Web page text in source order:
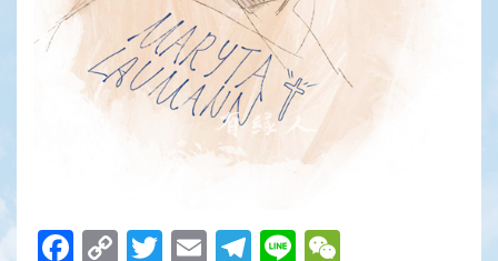
Facebook
CopyTwitter
EmailTelegram
Line